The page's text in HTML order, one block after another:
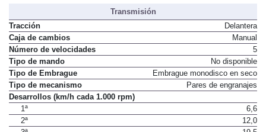
Transmisión
Tracción
Delantera
Caja de cambios
Manual
Número de velocidades
5
Tipo de mando
No disponible
Tipo de Embrague
Embrague monodisco en seco
Tipo de mecanismo
Pares de engranajes
Desarrollos (km/h cada 1.000 rpm)
1ª
6,6
2ª
12,0